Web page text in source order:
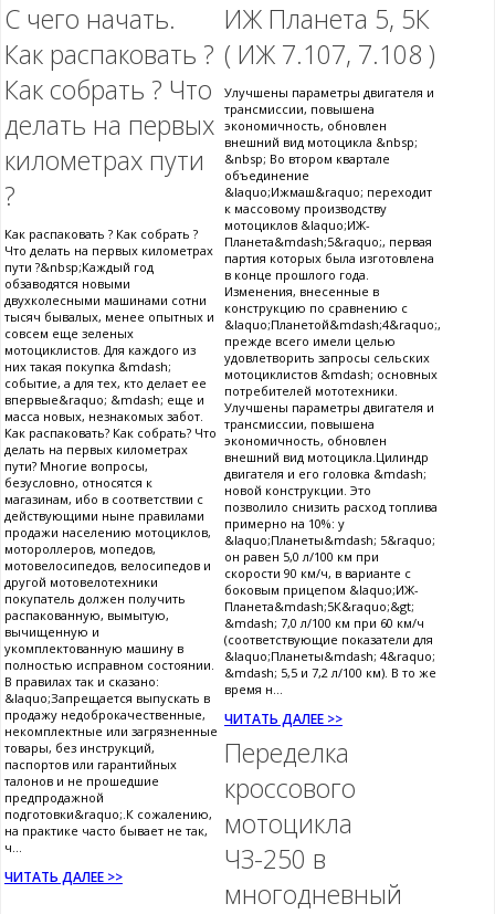
С чего начать.
Как распаковать ?
Как собрать ? Что
делать на первых
километрах пути
?
Как распаковать ? Как собрать ?
Что делать на первых километрах
пути ?&nbsp;Каждый год
обзаводятся новыми
двухколесными машинами сотни
тысяч бывалых, менее опытных и
совсем еще зеленых
мотоциклистов. Для каждого из
них такая покупка &mdash;
событие, а для тех, кто делает ее
впервые&raquo; &mdash; еще и
масса новых, незнакомых забот.
Как распаковать? Как собрать? Что
делать на первых километрах
пути? Многие вопросы,
безусловно, относятся к
магазинам, ибо в соответствии с
действующими ныне правилами
продажи населению мотоциклов,
мотороллеров, мопедов,
мотовелосипедов, велосипедов и
другой мотовелотехники
покупатель должен получить
распакованную, вымытую,
вычищенную и
укомплектованную машину в
полностью исправном состоянии.
В правилах так и сказано:
&laquo;Запрещается выпускать в
продажу недоброкачественные,
некомплектные или загрязненные
товары, без инструкций,
паспортов или гарантийных
талонов и не прошедшие
предпродажной
подготовки&raquo;.К сожалению,
на практике часто бывает не так,
ч...
ЧИТАТЬ ДАЛЕЕ >>
ИЖ Планета 5, 5К
( ИЖ 7.107, 7.108 )
Улучшены параметры двигателя и
трансмиссии, повышена
экономичность, обновлен
внешний вид мотоцикла &nbsp;
&nbsp; Во втором квартале
объединение
&laquo;Ижмаш&raquo; переходит
к массовому производству
мотоциклов &laquo;ИЖ-
Планета&mdash;5&raquo;, первая
партия которых была изготовлена
в конце прошлого года.
Изменения, внесенные в
конструкцию по сравнению с
&laquo;Планетой&mdash;4&raquo;,
прежде всего имели целью
удовлетворить запросы сельских
мотоциклистов &mdash; основных
потребителей мототехники.
Улучшены параметры двигателя и
трансмиссии, повышена
экономичность, обновлен
внешний вид мотоцикла.Цилиндр
двигателя и его головка &mdash;
новой конструкции. Это
позволило снизить расход топлива
примерно на 10%: у
&laquo;Планеты&mdash; 5&raquo;
он равен 5,0 л/100 км при
скорости 90 км/ч, в варианте с
боковым прицепом &laquo;ИЖ-
Планета&mdash;5К&raquo;&gt;
&mdash; 7,0 л/100 км при 60 км/ч
(соответствующие показатели для
&laquo;Планеты&mdash; 4&raquo;
&mdash; 5,5 и 7,2 л/100 км). В то же
время н...
ЧИТАТЬ ДАЛЕЕ >>
Переделка
кроссового
мотоцикла
ЧЗ-250 в
многодневный